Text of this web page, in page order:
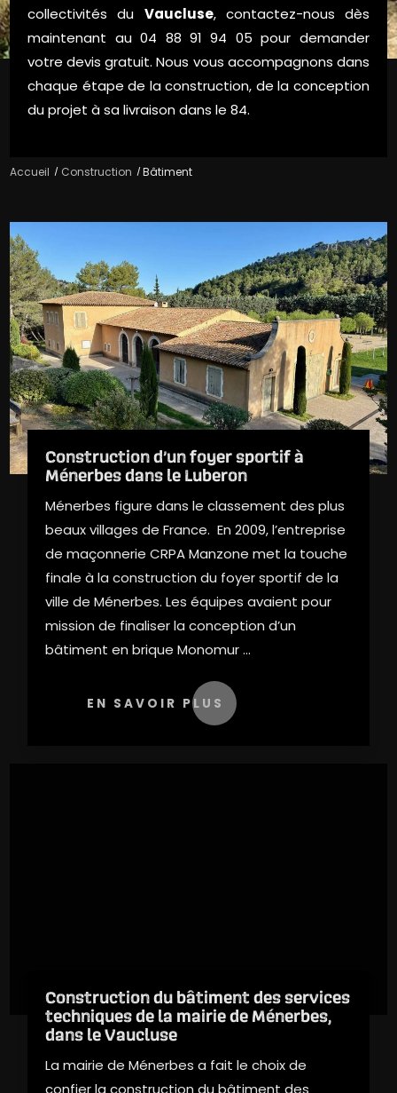
collectivités du Vaucluse, contactez-nous dès
maintenant au 04 88 91 94 05 pour demander
votre devis gratuit. Nous vous accompagnons dans
chaque étape de la construction, de la conception
du projet à sa livraison dans le 84.
Accueil Construction Bâtiment
Construction d’un foyer sportif à
Ménerbes dans le Luberon
Ménerbes figure dans le classement des plus
beaux villages de France. En 2009, l’entreprise
de maçonnerie CRPA Manzone met la touche
finale à la construction du foyer sportif de la
ville de Ménerbes. Les équipes avaient pour
mission de finaliser la conception d’un
bâtiment en brique Monomur ...
EN SAVOIR PLUS
Construction du bâtiment des services
techniques de la mairie de Ménerbes,
dans le Vaucluse
La mairie de Ménerbes a fait le choix de